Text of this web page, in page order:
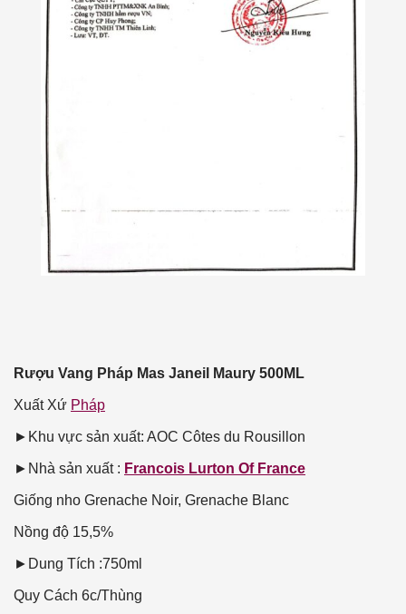
Rượu Vang Pháp Mas Janeil Maury 500ML
Xuất Xứ Pháp
►Khu vực sản xuất: AOC Côtes du Rousillon
►Nhà sản xuất : Francois Lurton Of France
Giống nho Grenache Noir, Grenache Blanc
Nồng độ 15,5%
►Dung Tích :750ml
Quy Cách 6c/Thùng